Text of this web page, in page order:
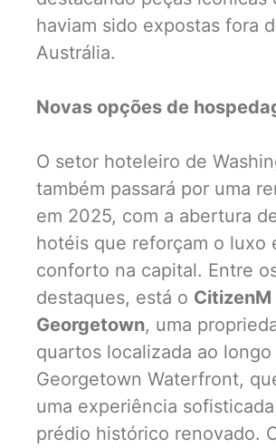
haviam sido expostas fora
Austrália.
Novas opções de
O setor hoteleiro de
também passará por uma
em 2025, com a abertura
hotéis que reforçam o luxo
conforto na capital. Entre
destaques, está o CitizenM
Georgetown, uma
quartos localizada ao longo
Georgetown Waterfront,
uma experiência
prédio histórico renovado.